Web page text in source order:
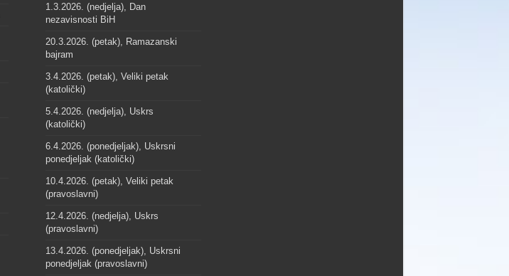
1.3.2026. (nedjelja), Dan
nezavisnosti BiH
20.3.2026. (petak), Ramazanski
bajram
3.4.2026. (petak), Veliki petak
(katolički)
5.4.2026. (nedjelja), Uskrs
(katolički)
6.4.2026. (ponedjeljak), Uskrsni
ponedjeljak (katolički)
10.4.2026. (petak), Veliki petak
(pravoslavni)
12.4.2026. (nedjelja), Uskrs
(pravoslavni)
13.4.2026. (ponedjeljak), Uskrsni
ponedjeljak (pravoslavni)